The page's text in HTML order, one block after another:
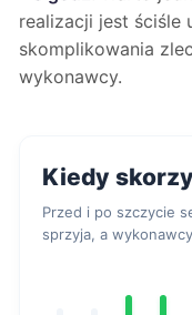
realizacji jest ściśle
skomplikowania
wykonawcy.
Kiedy
Przed i po szczycie
sprzyja, a